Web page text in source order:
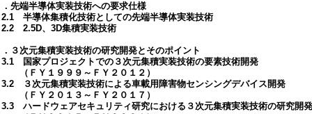
先端半導体実装技術への要求仕様
半導体集積化技術としての先端半導体実装技術
2.5D、3D集積実装技術
３次元集積実装技術の研究開発とそのポイント
国家プロジェクトでの３次元集積実装技術の要素技術開発
ＦＹ１９９９～ＦＹ２０１２）
３次元集積実装技術による車載用障害物センシングデバイス開発
ＦＹ２０１３～ＦＹ２０１７）
ハードウェアセキュリティ研究における３次元集積実装技術の研究開発